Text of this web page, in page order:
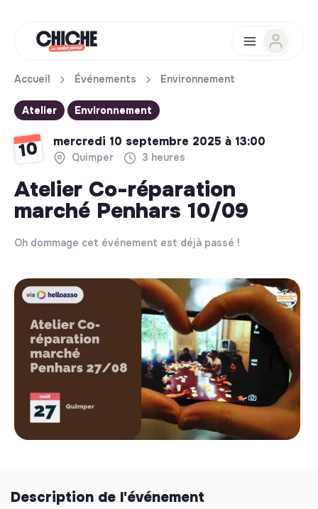
Accueil Événements Environnement
Atelier Environnement
10 mercredi 10 septembre 2025 à 13:00
Quimper 3 heures
Atelier Co-réparation
marché Penhars 10/09
Oh dommage cet événement est déjà passé !
Description de l'événement